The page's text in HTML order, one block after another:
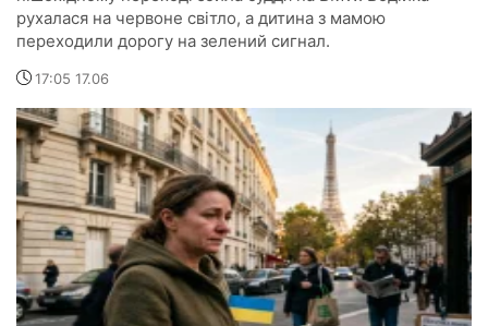
рухалася на червоне світло, а дитина з мамою
переходили дорогу на зелений сигнал.
17:05 17.06